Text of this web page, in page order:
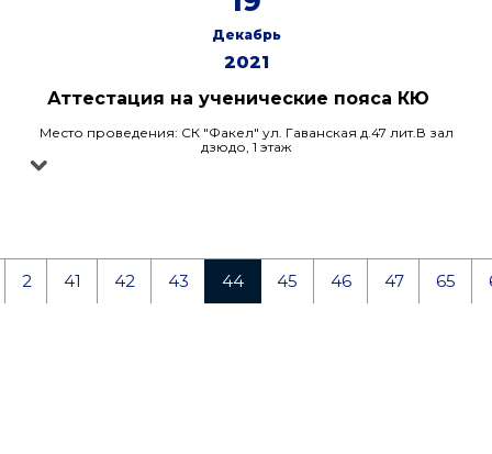
Декабрь
2021
Аттестация на ученические пояса КЮ
Место проведения: СК "Факел" ул. Гаванская д.47 лит.В зал
дзюдо, 1 этаж
2 41 42 43 44 45 46 47 65